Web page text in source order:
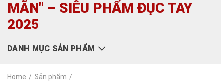
MÃN" – SIÊU PHẨM ĐỤC TAY
2025
DANH MỤC SẢN PHẨM
Home
Sản phẩm